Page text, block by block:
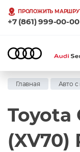
ПРОЛОЖИТЬ
+7 (861) 999-00-00
Главная Авто
Toyota
(XV70)